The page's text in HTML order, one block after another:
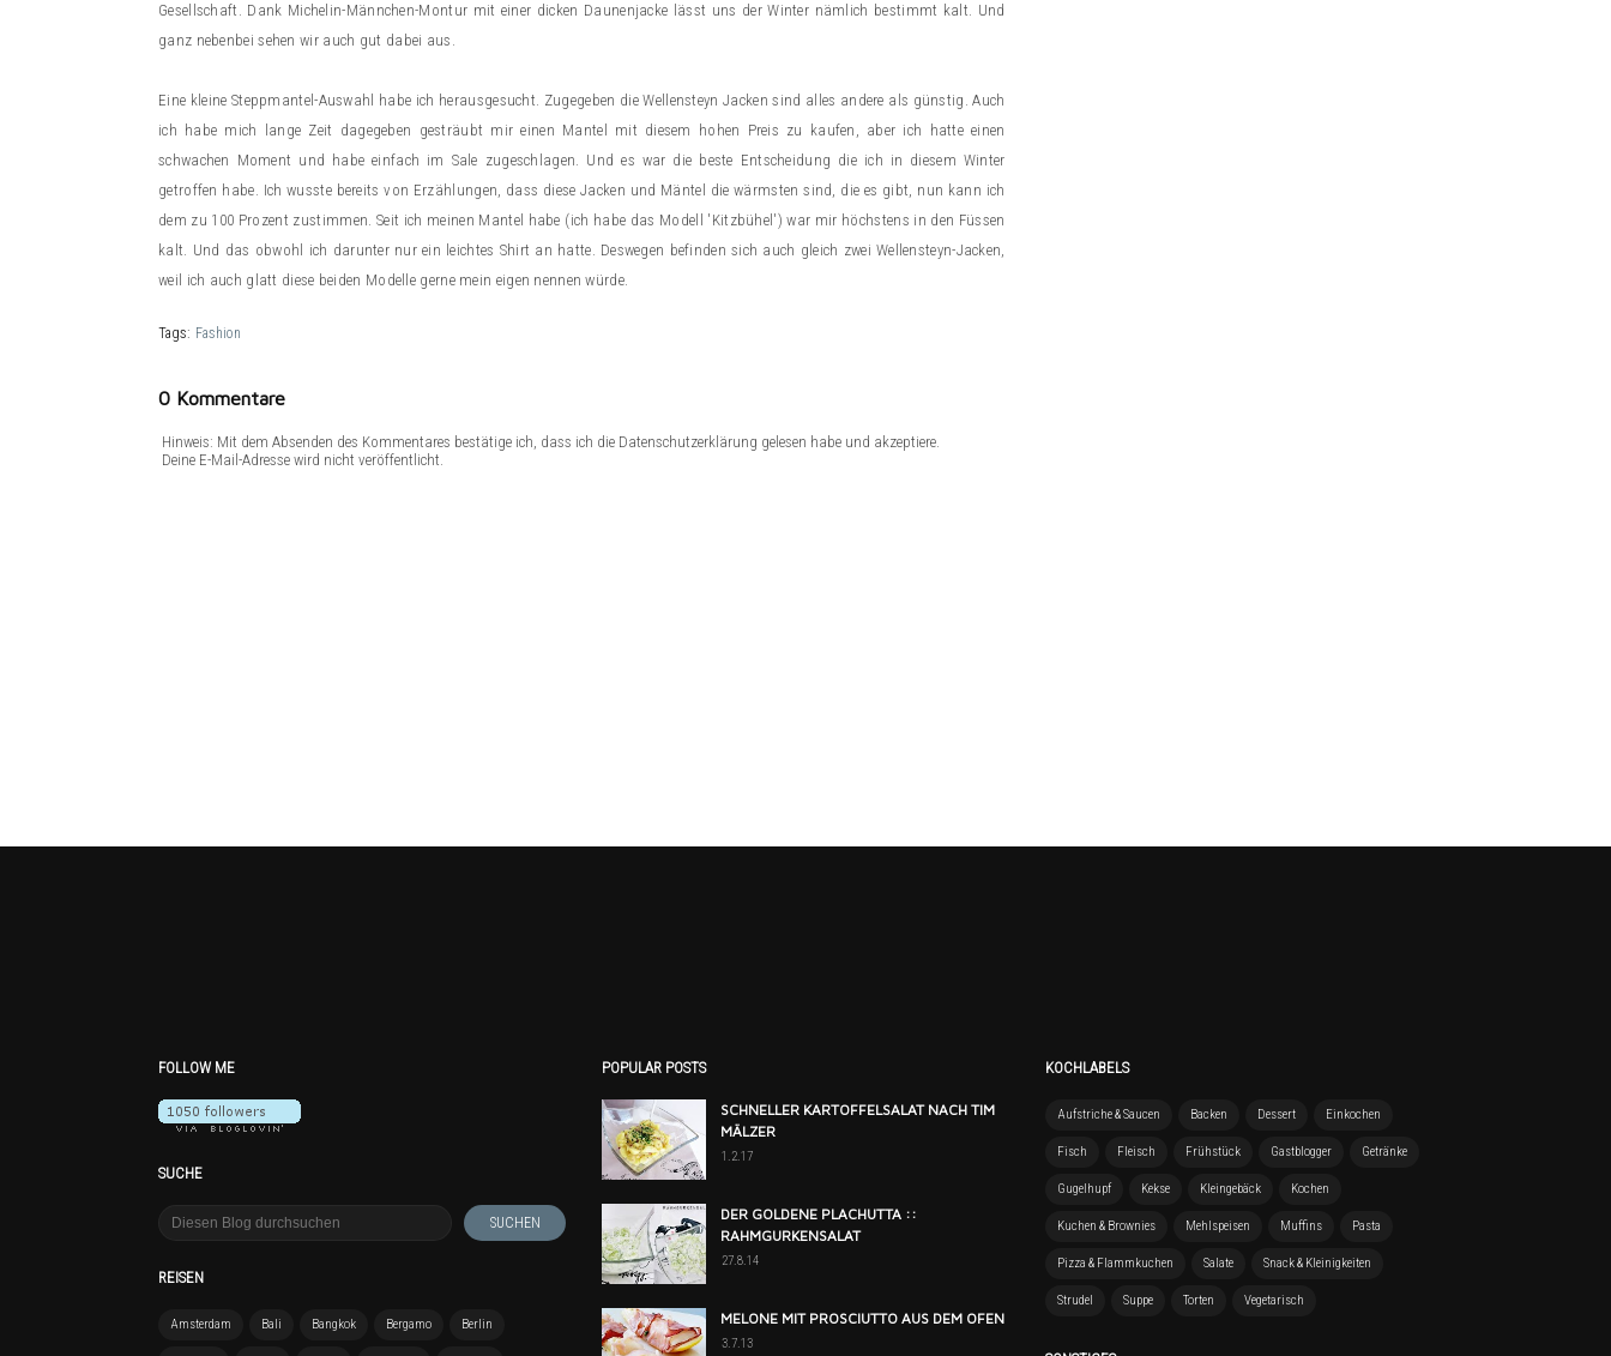
Gesellschaft. Dank Michelin-Männchen-Montur mit einer dicken Daunenjacke lässt uns der Winter nämlich bestimmt kalt. Und
ganz nebenbei sehen wir auch gut dabei aus.
Eine kleine Steppmantel-Auswahl habe ich herausgesucht. Zugegeben die Wellensteyn Jacken sind alles andere als günstig. Auch
ich habe mich lange Zeit dagegeben gesträubt mir einen Mantel mit diesem hohen Preis zu kaufen, aber ich hatte einen
schwachen Moment und habe einfach im Sale zugeschlagen. Und es war die beste Entscheidung die ich in diesem Winter
getroffen habe. Ich wusste bereits von Erzählungen, dass diese Jacken und Mäntel die wärmsten sind, die es gibt, nun kann ich
dem zu 100 Prozent zustimmen. Seit ich meinen Mantel habe (ich habe das Modell 'Kitzbühel') war mir höchstens in den Füssen
kalt. Und das obwohl ich darunter nur ein leichtes Shirt an hatte. Deswegen befinden sich auch gleich zwei Wellensteyn-Jacken,
weil ich auch glatt diese beiden Modelle gerne mein eigen nennen würde.
Tags: Fashion
0 Kommentare
Hinweis: Mit dem Absenden des Kommentares bestätige ich, dass ich die Datenschutzerklärung gelesen habe und akzeptiere.
Deine E-Mail-Adresse wird nicht veröffentlicht.
FOLLOW ME
SUCHE
REISEN
Amsterdam Bali Bangkok Bergamo Berlin
POPULAR POSTS
SCHNELLER KARTOFFELSALAT NACH TIM
MÄLZER
1.2.17
DER GOLDENE PLACHUTTA ::
RAHMGURKENSALAT
27.8.14
MELONE MIT PROSCIUTTO AUS DEM OFEN
3.7.13
KOCHLABELS
Aufstriche & Saucen Backen Dessert Einkochen
Fisch Fleisch Frühstück Gastblogger Getränke
Gugelhupf Kekse Kleingebäck Kochen
Kuchen & Brownies Mehlspeisen Muffins Pasta
Pizza & Flammkuchen Salate Snack & Kleinigkeiten
Strudel Suppe Torten Vegetarisch